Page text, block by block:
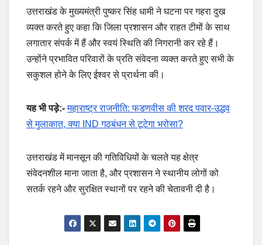
उत्तराखंड के मुख्यमंत्री पुष्कर सिंह धामी ने घटना पर गहरा दुख
व्यक्त करते हुए कहा कि जिला प्रशासन और राहत टीमों के साथ
लगातार संपर्क में हैं और स्वयं स्थिति की निगरानी कर रहे हैं।
उन्होंने प्रभावित परिवारों के प्रति संवेदना व्यक्त करते हुए सभी के
सकुशल होने के लिए ईश्वर से प्रार्थना की।
यह भी पड़े:- महाराष्ट्र राजनीति: फडणवीस की शरद पवार-उद्धव
से मुलाकात, क्या IND गठबंधन से टूटेगा भरोसा?
उत्तराखंड में मानसून की गतिविधियों के चलते यह क्षेत्र
संवेदनशील माना जाता है, और प्रशासन ने स्थानीय लोगों को
सतर्क रहने और सुरक्षित स्थानों पर रहने की चेतावनी दी है।